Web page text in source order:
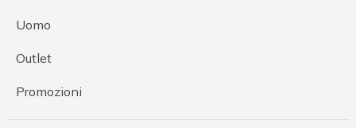
Uomo
Outlet
Promozioni